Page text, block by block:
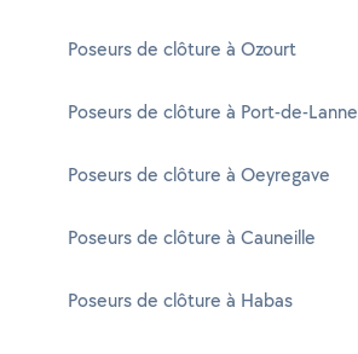
Poseurs de clôture à Ozourt
Poseurs de clôture à Port-de-Lanne
Poseurs de clôture à Oeyregave
Poseurs de clôture à Cauneille
Poseurs de clôture à Habas